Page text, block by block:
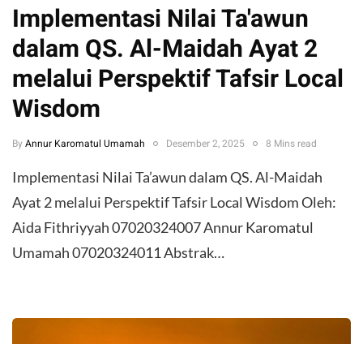
Implementasi Nilai Ta'awun
dalam QS. Al-Maidah Ayat 2
melalui Perspektif Tafsir Local
Wisdom
By Annur Karomatul Umamah Desember 2, 2025 8 Mins read
Implementasi Nilai Ta’awun dalam QS. Al-Maidah
Ayat 2 melalui Perspektif Tafsir Local Wisdom Oleh:
Aida Fithriyyah 07020324007 Annur Karomatul
Umamah 07020324011 Abstrak…